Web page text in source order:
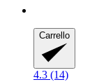
Carrello
4.3 (14)